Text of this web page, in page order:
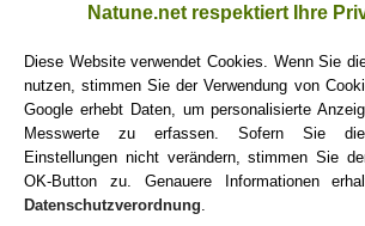
Hier ist ein Thread zu Lilith, in dem findet
Der Schatten Lilith
AuroraLaetita
Natune.net respektiert Ihre
Diese Website verwendet Cookies. Wenn Sie
nutzen, stimmen Sie der Verwendung von
Google erhebt Daten, um personalisierte
Messwerte zu erfassen. Sofern Sie die
Einstellungen nicht verändern, stimmen Sie
OK-Button zu. Genauere Informationen
Datenschutzverordnung